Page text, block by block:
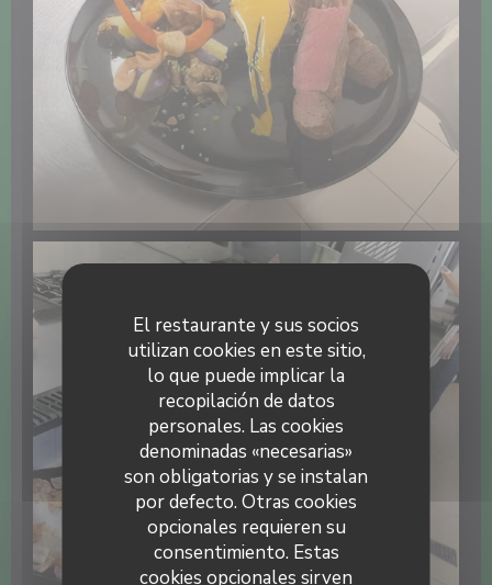
El restaurante y sus socios
utilizan cookies en este sitio,
lo que puede implicar la
recopilación de datos
personales. Las cookies
denominadas «necesarias»
son obligatorias y se instalan
por defecto. Otras cookies
opcionales requieren su
consentimiento. Estas
cookies opcionales sirven